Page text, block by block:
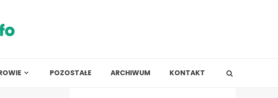
POZOSTAŁE ARCHIWUM KONTAKT